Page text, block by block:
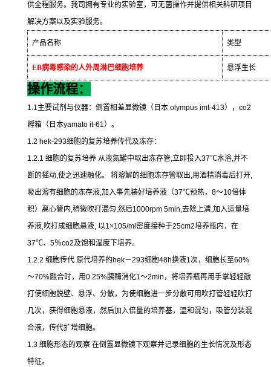
供全程服务。我司拥有专业的实验室，可无菌操作并提供相关科研项目
解决方案以及实验服务。
产品名称 类型
EB病毒感染的人外周淋巴细胞培养 悬浮生长
操作流程：
1.1主要试剂与仪器：倒置相差显微镜（日本 olympus imt-413）， co2
孵箱（日本yamato it-61）。
1.2 hek-293细胞的复苏培养传代及冻存：
1.2.1 细胞的复苏培养 从液氮罐中取出冻存管,立即投入37℃水浴,并不
断的摇动,使之迅速融化。 将溶解的细胞冻存管取出,用酒精消毒后打开,
吸出溶有细胞的冻存液,加入事先装好培养液（37℃预热， 8～10倍体
积）离心管内,稍微吹打混匀,然后1000rpm 5min,去除上清,加入适量培
养液,吹打成细胞悬液, 以1×105/ml 密度接种于25cm2培养瓶内，在
37℃、 5％co2及饱和湿度下培养。
1.2.2 细胞传代 原代培养的hek－293细胞48h换液1次，细胞长至60%
～70%融合时，用0.25%胰酶消化1～2min ，将培养瓶再用手掌轻轻敲
打使细胞脱壁、悬浮、分散，为使细胞进一步分散可用吹打管轻轻吹打
几次，获得细胞悬液，然后加入倍量的培养基，温和混匀，吸管分装混
合液，传代扩增细胞。
1.3 细胞形态的观察 在倒置显微镜下观察并记录细胞的生长情况及形态
特征。